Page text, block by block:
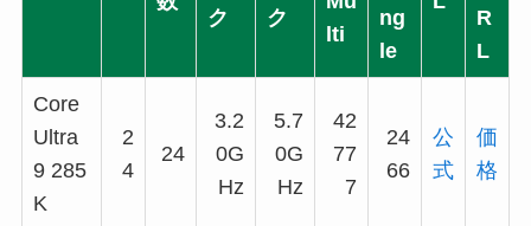
ク
ク
lti
ng
le
R
L
Core
Ultra
9 285
K
2
4
24
3.2
0G
Hz
5.7
0G
Hz
42
77
7
24
66
公
式
価
格